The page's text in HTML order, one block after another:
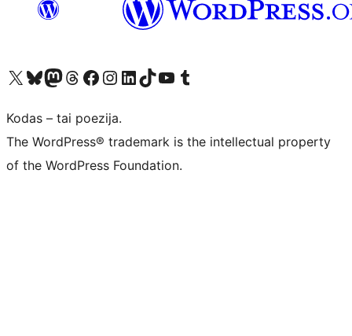
Visit our X (formerly Twitter) account
Apsilankykite mūsų Bluesky paskyroje
Visit our Mastodon account
Apsilankykite mūsų Threads paskyroje
Visit our Facebook page
Visit our Instagram account
Visit our LinkedIn account
Apsilankykite mūsų TikTok paskyroje
Visit our YouTube channel
Apsilankykite mūsų Tumblr paskyroje
Kodas – tai poezija.
The WordPress® trademark is the intellectual property
of the WordPress Foundation.